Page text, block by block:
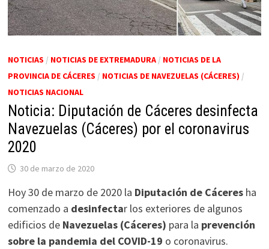
NOTICIAS / NOTICIAS DE EXTREMADURA/ NOTICIAS DE LA
PROVINCIA DE CÁCERES / NOTICIAS DE NAVEZUELAS (CÁCERES) /
NOTICIAS NACIONAL
Noticia: Diputación de Cáceres desinfecta
Navezuelas (Cáceres) por el coronavirus
2020
30 de marzo de 2020
Hoy 30 de marzo de 2020 la Diputación de Cáceresha
comenzado a desinfectar los exteriores de algunos
edificios de Navezuelas (Cáceres) para la prevención
sobre la pandemia del COVID-19 o coronavirus.